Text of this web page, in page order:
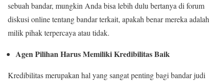
sebuah bandar, mungkin Anda bisa lebih dulu bertanya di forum
diskusi online tentang bandar terkait, apakah benar mereka adalah
milik pihak terpercaya atau tidak.
Agen Pilihan Harus Memiliki Kredibilitas Baik
Kredibilitas merupakan hal yang sangat penting bagi bandar judi